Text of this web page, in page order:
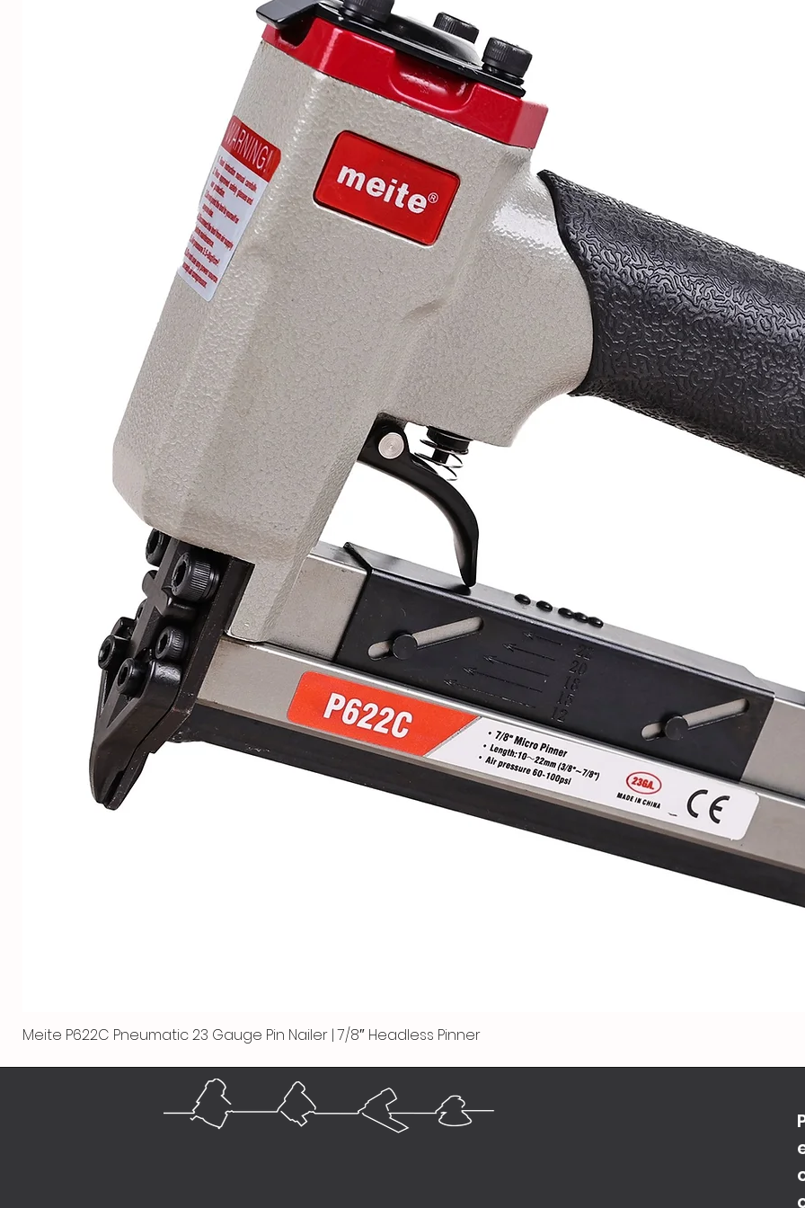
Meite P622C Pneumatic 23 Gauge Pin Nailer | 7/8″ Headless Pinner